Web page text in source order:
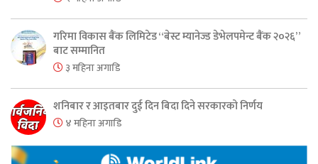
गरिमा विकास बैंक लिमिटेड “बेस्ट म्यानेज्ड डेभेलपमेन्ट बैंक २०२६”
बाट सम्मानित
३ महिना अगाडि
शनिबार र आइतबार दुई दिन बिदा दिने सरकारको निर्णय
४ महिना अगाडि